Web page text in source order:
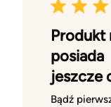
Produkt
posiada
jeszcze
Bądź